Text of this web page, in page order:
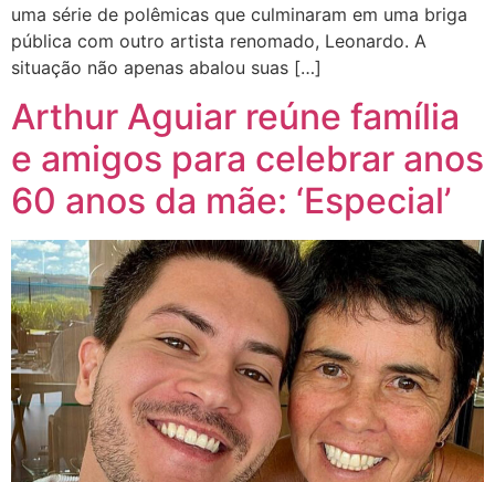
uma série de polêmicas que culminaram em uma briga
pública com outro artista renomado, Leonardo. A
situação não apenas abalou suas […]
Arthur Aguiar reúne família
e amigos para celebrar anos
60 anos da mãe: ‘Especial’